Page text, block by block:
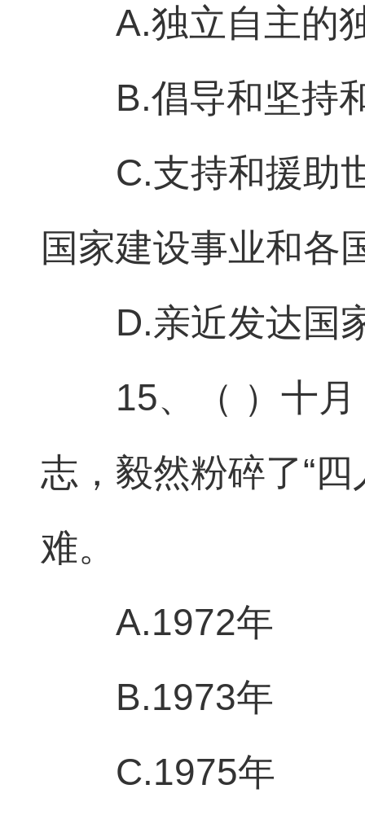
A.独立自主的
B.倡导和坚持
C.支持和援助
国家建设事业和各
D.亲近发达国
15、（ ）十
志，毅然粉碎了“
难。
A.1972年
B.1973年
C.1975年